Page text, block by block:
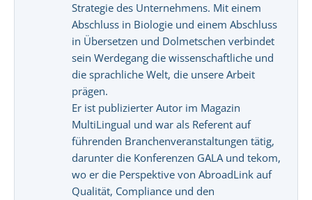
Strategie des Unternehmens. Mit einem
Abschluss in Biologie und einem Abschluss
in Übersetzen und Dolmetschen verbindet
sein Werdegang die wissenschaftliche und
die sprachliche Welt, die unsere Arbeit
prägen.
Er ist publizierter Autor im Magazin
MultiLingual und war als Referent auf
führenden Branchenveranstaltungen tätig,
darunter die Konferenzen GALA und tekom,
wo er die Perspektive von AbroadLink auf
Qualität, Compliance und den